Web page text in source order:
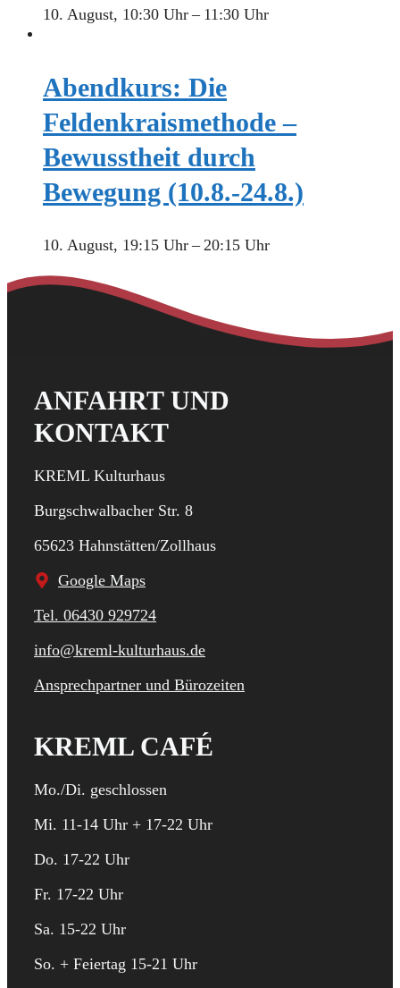
10. August, 10:30 Uhr– 11:30 Uhr
Abendkurs: Die
Feldenkraismethode –
Bewusstheit durch
Bewegung (10.8.-24.8.)
10. August, 19:15 Uhr– 20:15 Uhr
ANFAHRT UND
KONTAKT
KREML Kulturhaus
Burgschwalbacher Str. 8
65623 Hahnstätten/Zollhaus
Google Maps
Tel. 06430 929724
info@kreml-kulturhaus.de
Ansprechpartner und Bürozeiten
KREML CAFÉ
Mo./Di. geschlossen
Mi. 11-14 Uhr + 17-22 Uhr
Do. 17-22 Uhr
Fr. 17-22 Uhr
Sa. 15-22 Uhr
So. + Feiertag 15-21 Uhr